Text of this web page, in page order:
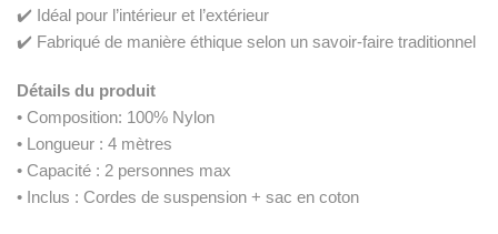
✔️ Idéal pour l’intérieur et l’extérieur
✔️ Fabriqué de manière éthique selon un savoir-faire traditionnel
Détails du produit
• Composition: 100% Nylon
• Longueur : 4 mètres
• Capacité : 2 personnes max
• Inclus : Cordes de suspension + sac en coton